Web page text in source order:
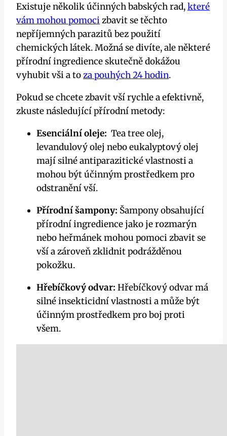
Existuje několik účinných babských rad,které
vám mohou pomoci zbavit se těchto
nepříjemných parazitů bez použití
chemických⁤ látek. Možná se divíte, ale některé
přírodní ​ingredience skutečně dokážou
vyhubit vši a toza‍ pouhých 24 hodin.
Pokud se chcete zbavit vší ⁤rychle a efektivně,
zkuste⁢ následující přírodní metody:
Esenciální oleje: ‍ Tea tree olej,
levandulový olej nebo eukalyptový olej
mají ⁢silné antiparazitické vlastnosti a
mohou⁢ být účinným prostředkem pro
⁤odstranění vší.
Přírodní šampony: Šampony obsahující
přírodní ingredience jako⁣ je rozmarýn
nebo heřmánek mohou pomoci ⁣zbavit se
vší ‌a zároveň zklidnit podrážděnou ​
pokožku.
Hřebíčkový odvar: Hřebíčkový odvar má
silné insekticidní vlastnosti ​a ⁣může být
účinným prostředkem pro boj ​proti
všem.